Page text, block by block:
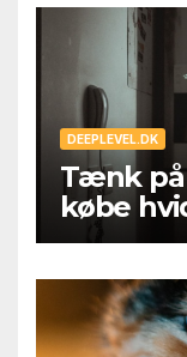
DEEPLEVEL.DK
Tænk på
købe